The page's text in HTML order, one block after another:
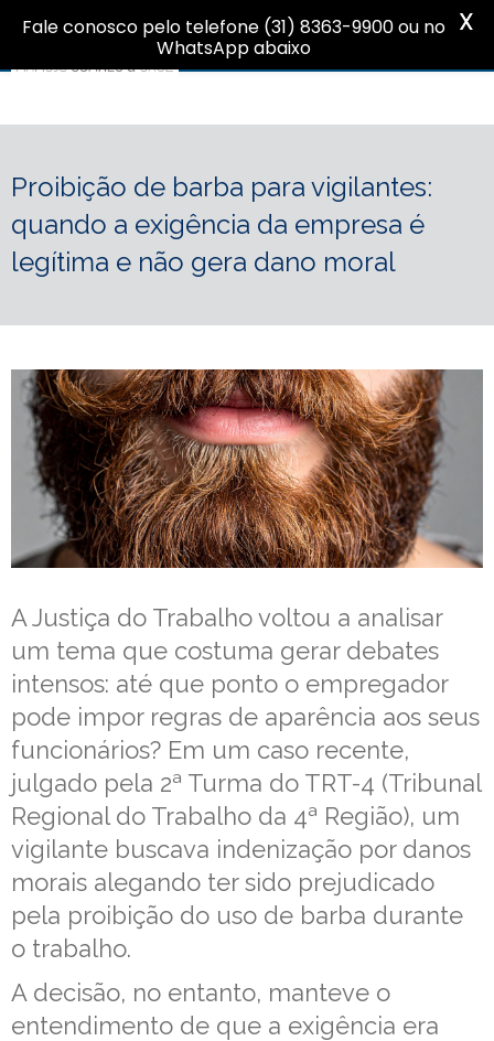
Proibição de barba para vigilantes:
quando a exigência da empresa é
legítima e não gera dano moral
A Justiça do Trabalho voltou a analisar
um tema que costuma gerar debates
intensos: até que ponto o empregador
pode impor regras de aparência aos seus
funcionários? Em um caso recente,
julgado pela 2ª Turma do TRT-4 (Tribunal
Regional do Trabalho da 4ª Região), um
vigilante buscava indenização por danos
morais alegando ter sido prejudicado
pela proibição do uso de barba durante
o trabalho.
A decisão, no entanto, manteve o
entendimento de que a exigência era
Fale conosco pelo telefone (31) 8363-9900 ou no
WhatsApp abaixo
X